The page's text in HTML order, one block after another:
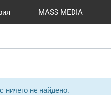
MASS MEDIA
ничего не найдено.